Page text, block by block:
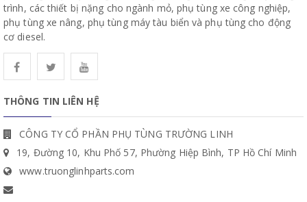
trình, các thiết bị nặng cho ngành mỏ, phụ tùng xe công nghiệp,
phụ tùng xe nâng, phụ tùng máy tàu biển và phụ tùng cho động
cơ diesel.
THÔNG TIN LIÊN HỆ
CÔNG TY CỔ PHẦN PHỤ TÙNG TRƯỜNG LINH
19, Đường 10, Khu Phố 57, Phường Hiệp Bình, TP Hồ Chí Minh
www.truonglinhparts.com